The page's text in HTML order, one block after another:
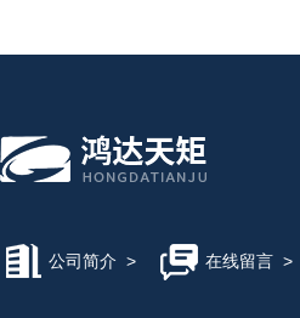
公司简介 > 在线留言>